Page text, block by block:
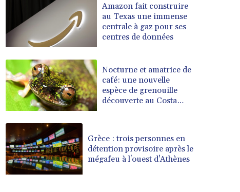
Amazon fait construire
au Texas une immense
centrale à gaz pour ses
centres de données
Nocturne et amatrice de
café: une nouvelle
espèce de grenouille
découverte au Costa
Grèce : trois personnes en
détention provisoire après le
mégafeu à l'ouest d'Athènes